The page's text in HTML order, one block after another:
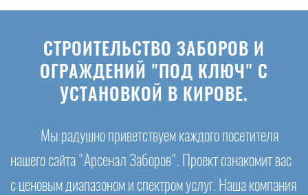
СТРОИТЕЛЬСТВО ЗАБОРОВ И
ОГРАЖДЕНИЙ "ПОД КЛЮЧ" С
УСТАНОВКОЙ В КИРОВЕ.
Мы радушно приветствуем каждого посетителя
нашего сайта "Арсенал Заборов". Проект ознакомит вас
с ценовым диапазоном и спектром услуг. Наша компания